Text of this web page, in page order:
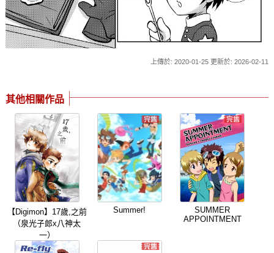
上傳於: 2020-01-25 更新於: 2026-02-11
其他相關作品
【Digimon】17歲,之前
（泉光子郎x八神太
一）
Summer!
SUMMER
APPOINTMENT